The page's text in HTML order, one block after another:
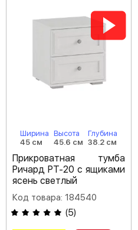
Ширина
45 см
Высота
45.6 см
Глубина
38.2 см
Прикроватная тумба
Ричард РТ-20 с ящиками
ясень светлый
Код товара: 184540
(5)